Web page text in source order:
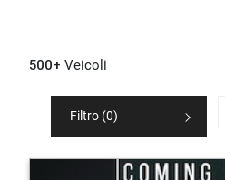
500+ Veicoli
Filtro (0)